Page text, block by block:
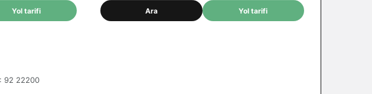
Yol tarifi
Ara
Yol tarifi
92 22200